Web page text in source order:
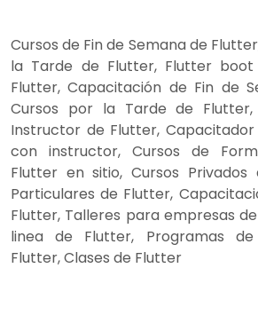
Cursos de Fin de Semana de
la Tarde de Flutter, Flutter boot
Flutter, Capacitación de Fin de
Cursos por la Tarde de Flutter,
Instructor de Flutter,
con instructor, Cursos de
Flutter en sitio, Cursos Privados
Particulares de Flutter,
Flutter, Talleres para empresas
linea de Flutter, Programas
Flutter, Clases de Flutter